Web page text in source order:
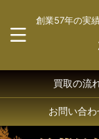
創業57年の実
買取の流
お問い合わ